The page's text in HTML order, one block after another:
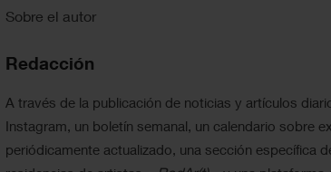
Sobre el autor
Redacción
A través de la publicación de noticias y artículos
Instagram, un boletín semanal, un calendario sobre
periódicamente actualizado, una sección específica